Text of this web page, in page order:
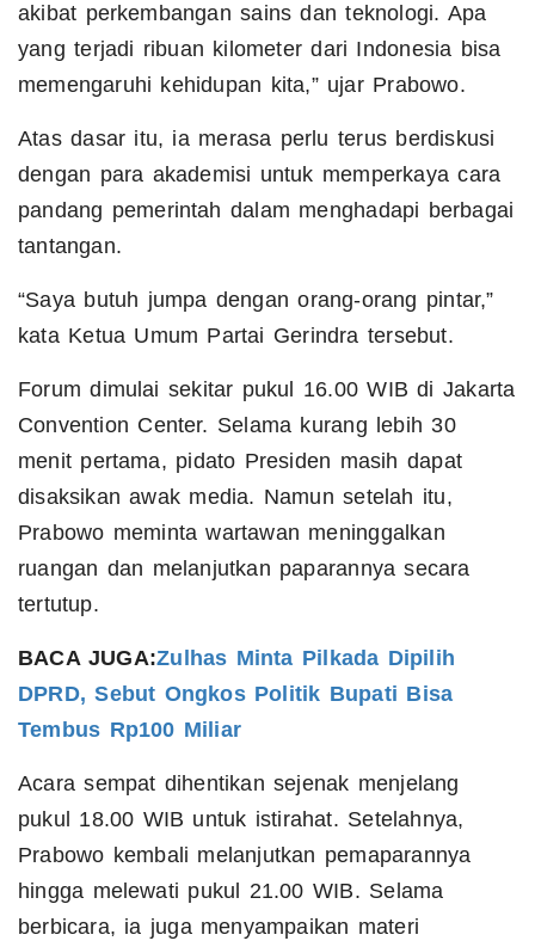
akibat perkembangan sains dan teknologi. Apa
yang terjadi ribuan kilometer dari Indonesia bisa
memengaruhi kehidupan kita,” ujar Prabowo.
Atas dasar itu, ia merasa perlu terus berdiskusi
dengan para akademisi untuk memperkaya cara
pandang pemerintah dalam menghadapi berbagai
tantangan.
“Saya butuh jumpa dengan orang-orang pintar,”
kata Ketua Umum Partai Gerindra tersebut.
Forum dimulai sekitar pukul 16.00 WIB di Jakarta
Convention Center. Selama kurang lebih 30
menit pertama, pidato Presiden masih dapat
disaksikan awak media. Namun setelah itu,
Prabowo meminta wartawan meninggalkan
ruangan dan melanjutkan paparannya secara
tertutup.
BACA JUGA:Zulhas Minta Pilkada Dipilih
DPRD, Sebut Ongkos Politik Bupati Bisa
Tembus Rp100 Miliar
Acara sempat dihentikan sejenak menjelang
pukul 18.00 WIB untuk istirahat. Setelahnya,
Prabowo kembali melanjutkan pemaparannya
hingga melewati pukul 21.00 WIB. Selama
berbicara, ia juga menyampaikan materi